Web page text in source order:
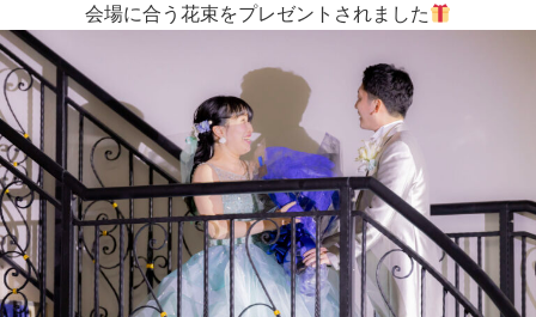
会場に合う花束をプレゼントされました